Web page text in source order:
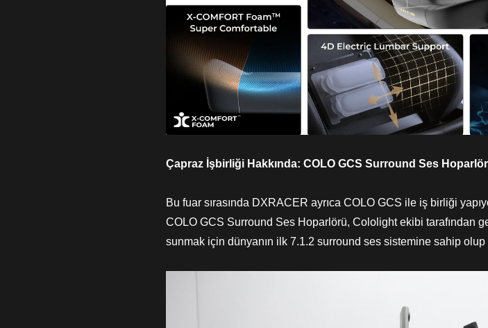
Çapraz İşbirliği Hakkında: COLO GCS Surround Ses
Bu fuar sırasında DXRACER ayrıca COLO GCS ile iş birliği
COLO GCS Surround Ses Hoparlörü, Cololight ekibi tarafından
sunmak için dünyanın ilk 7.1.2 surround ses sistemine sahip olup